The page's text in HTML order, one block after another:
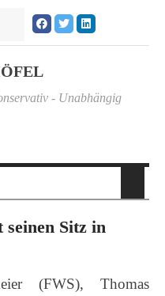
- Unabhängig
seinen Sitz in
(FWS), Thomas